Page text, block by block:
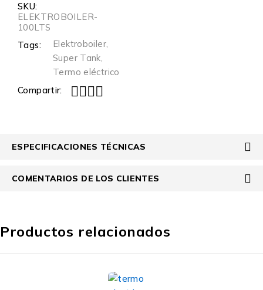
SKU:
ELEKTROBOILER-
100LTS
Tags:
Elektroboiler,
Super Tank,
Termo eléctrico
Compartir:
ESPECIFICACIONES TÉCNICAS
COMENTARIOS DE LOS CLIENTES
Productos relacionados